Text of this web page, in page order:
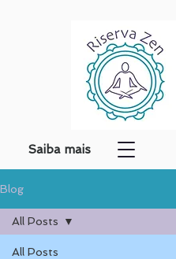
Saiba mais
Blog
All Posts
All Posts